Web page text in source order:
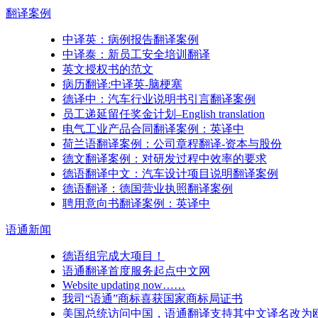
翻译案例
中译英：病例报告翻译案例
中译泰：新员工安全培训翻译
英文授权书的范文
病历翻译:中译英-脑梗塞
德译中：汽车行业说明书引言翻译案例
员工递延留任奖金计划–English translation
电气工业产品合同翻译案例：英译中
荷兰语翻译案例：公司章程翻译-资本与股份
德文翻译案例：对研发过程中效率的要求
德语翻译中文：汽车设计项目说明翻译案例
德语翻译：德国营业执照翻译案例
聘用意向书翻译案例：英译中
语通新闻
德语组完成大项目！
语通翻译首度服务起点中文网
Website updating now……
我司“语通”商标喜获国家商标局证书
美国总统访问中国，语通翻译支持其中文译名改为